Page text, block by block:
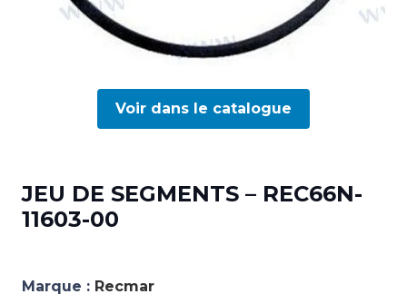
Voir dans le catalogue
JEU DE SEGMENTS – REC66N-
11603-00
Marque : Recmar